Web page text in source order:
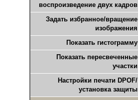
воспроизведение двух кадров
Задать избранное/вращение
изображения
Показать гистограмму
Показать пересвеченные
участки
Настройки печати DPOF/
установка защиты